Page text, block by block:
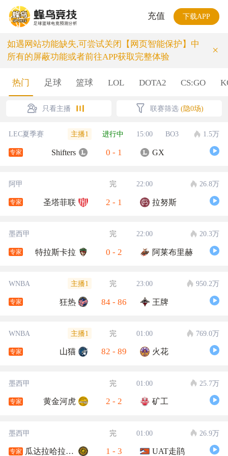
充值 下载APP
如遇网站功能缺失,可尝试关闭【网页智能保护】中
所有的屏蔽功能或者前往APP获取完整体验
×
热门 足球 篮球 LOL DOTA2 CS:GO
只看主播 联赛筛选 (隐0场)
LEC夏季赛 主播1 进行中 15:00 BO3 1.5万
专家 Shifters 0 - 1 GX
阿甲 完 22:00 26.8万
专家 圣塔菲联 2 - 1 拉努斯
墨西甲 完 22:00 20.3万
专家 特拉斯卡拉 0 - 2 阿莱布里赫
WNBA 主播1 完 23:00 950.2万
专家 狂热 84 - 86 王牌
WNBA 主播1 完 01:00 769.0万
专家 山猫 82 - 89 火花
墨西甲 完 01:00 25.7万
专家 黄金河虎 2 - 2 矿工
墨西甲 完 01:00 26.9万
专家 瓜达拉哈拉大学 1 - 3 UAT走鹃